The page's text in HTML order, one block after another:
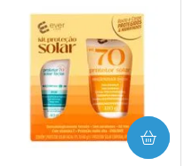
COMPRAR